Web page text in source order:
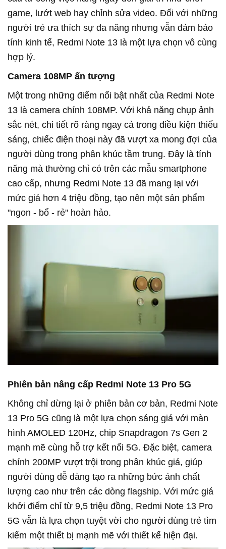
game, lướt web hay chỉnh sửa video. Đối với những
người trẻ ưa thích sự đa năng nhưng vẫn đảm bảo
tính kinh tế, Redmi Note 13 là một lựa chọn vô cùng
hợp lý.
Camera 108MP ấn tượng
Một trong những điểm nổi bật nhất của Redmi Note
13 là camera chính 108MP. Với khả năng chụp ảnh
sắc nét, chi tiết rõ ràng ngay cả trong điều kiện thiếu
sáng, chiếc điện thoại này đã vượt xa mong đợi của
người dùng trong phân khúc tầm trung. Đây là tính
năng mà thường chỉ có trên các mẫu smartphone
cao cấp, nhưng Redmi Note 13 đã mang lại với
mức giá hơn 4 triệu đồng, tạo nên một sản phẩm
"ngon - bổ - rẻ" hoàn hảo.
Phiên bản nâng cấp Redmi Note 13 Pro 5G
Không chỉ dừng lại ở phiên bản cơ bản, Redmi Note
13 Pro 5G cũng là một lựa chọn sáng giá với màn
hình AMOLED 120Hz, chip Snapdragon 7s Gen 2
mạnh mẽ cùng hỗ trợ kết nối 5G. Đặc biệt, camera
chính 200MP vượt trội trong phân khúc giá, giúp
người dùng dễ dàng tạo ra những bức ảnh chất
lượng cao như trên các dòng flagship. Với mức giá
khởi điểm chỉ từ 9,5 triệu đồng, Redmi Note 13 Pro
5G vẫn là lựa chọn tuyệt vời cho người dùng trẻ tìm
kiếm một thiết bị mạnh mẽ với thiết kế hiện đại.